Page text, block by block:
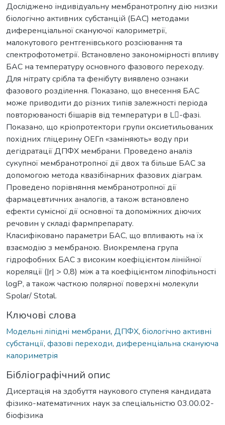
Досліджено індивідуальну мембранотропну дію низки
біологічно активних субстанцій (БАС) методами
диференціальної скануючої калориметрії,
малокутового рентгенівського розсіювання та
спектрофотометрії. Встановлено закономірності впливу
БАС на температуру основного фазового переходу.
Для нітрату срібла та фенібуту виявлено ознаки
фазового розділення. Показано, що внесення БАС
може приводити до різних типів залежності періода
повторюваності бішарів від температури в L-фазі.
Показано, що кріопротектори групи оксиетильованих
похідних гліцерину ОЕГn «заміняють» воду при
дегідратації ДПФХ мембрани. Проведено аналіз
сукупної мембранотропної дії двох та більше БАС за
допомогою метода квазібінарних фазових діаграм.
Проведено порівняння мембранотропної дії
фармацевтичних аналогів, а також встановлено
ефекти сумісної дії основної та допоміжних діючих
речовин у складі фармпрепарату.
Класифіковано параметри БАС, що впливають на їх
взаємодію з мембраною. Виокремлена група
гідрофобних БАС з високим коефіцієнтом лінійної
кореляції (|r| > 0,8) між а та коефіцієнтом ліпофільності
logР, а також часткою полярної поверхні молекули
Sроlar/ Stоtal.
Ключові слова
Модельні ліпідні мембрани, ДПФХ, біологічно активні
субстанції, фазові переходи, диференціальна скануюча
калориметрія
Бібліографічний опис
Дисертація на здобуття наукового ступеня кандидата
фізико-математичних наук за спеціальністю 03.00.02-
біофізика